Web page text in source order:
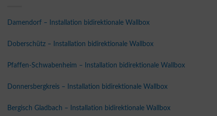
Damendorf – Installation bidirektionale Wallbox
Doberschütz – Installation bidirektionale Wallbox
Pfaffen-Schwabenheim – Installation bidirektionale Wallbox
Donnersbergkreis – Installation bidirektionale Wallbox
Bergisch Gladbach – Installation bidirektionale Wallbox